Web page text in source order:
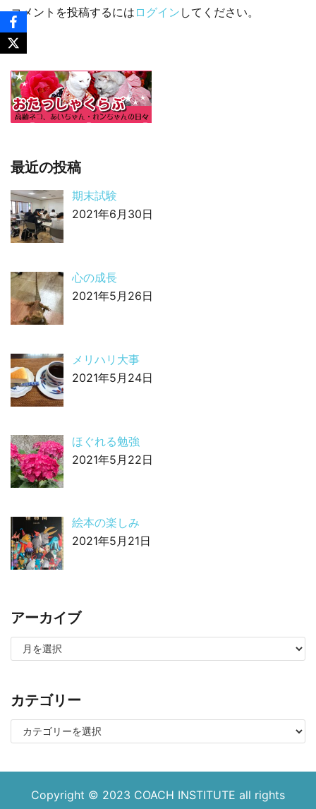
コメントを投稿するには ログイン してください。
最近の投稿
期末試験
2021年6月30日
心の成長
2021年5月26日
メリハリ大事
2021年5月24日
ほぐれる勉強
2021年5月22日
絵本の楽しみ
2021年5月21日
アーカイブ
カテゴリー
Copyright © 2023 COACH INSTITUTE all rights